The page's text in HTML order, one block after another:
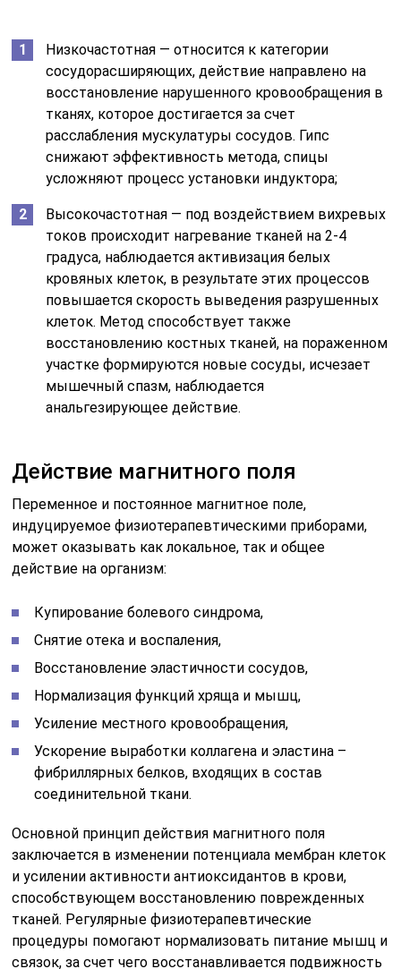
Низкочастотная — относится к категории
сосудорасширяющих, действие направлено на
восстановление нарушенного кровообращения в
тканях, которое достигается за счет
расслабления мускулатуры сосудов. Гипс
снижают эффективность метода, спицы
усложняют процесс установки индуктора;
Высокочастотная — под воздействием вихревых
токов происходит нагревание тканей на 2-4
градуса, наблюдается активизация белых
кровяных клеток, в результате этих процессов
повышается скорость выведения разрушенных
клеток. Метод способствует также
восстановлению костных тканей, на пораженном
участке формируются новые сосуды, исчезает
мышечный спазм, наблюдается
анальгезирующее действие.
Действие магнитного поля
Переменное и постоянное магнитное поле,
индуцируемое физиотерапевтическими приборами,
может оказывать как локальное, так и общее
действие на организм:
Купирование болевого синдрома,
Снятие отека и воспаления,
Восстановление эластичности сосудов,
Нормализация функций хряща и мышц,
Усиление местного кровообращения,
Ускорение выработки коллагена и эластина –
фибриллярных белков, входящих в состав
соединительной ткани.
Основной принцип действия магнитного поля
заключается в изменении потенциала мембран клеток
и усилении активности антиоксидантов в крови,
способствующем восстановлению поврежденных
тканей. Регулярные физиотерапевтические
процедуры помогают нормализовать питание мышц и
связок, за счет чего восстанавливается подвижность